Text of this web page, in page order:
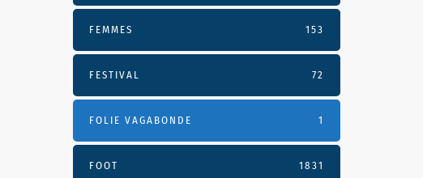
FEMMES 153
FESTIVAL 72
FOLIE VAGABONDE 1
FOOT 1831